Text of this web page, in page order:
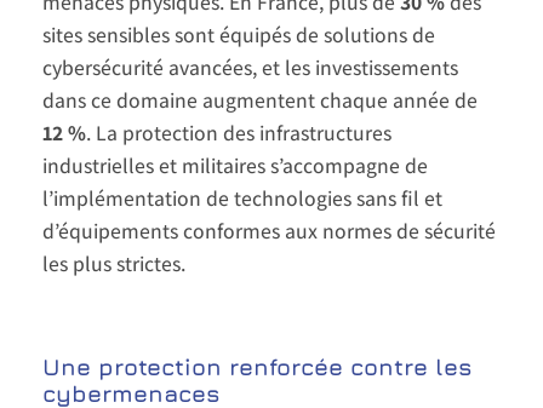
sites sensibles sont équipés de solutions de
cybersécurité avancées, et les investissements
dans ce domaine augmentent chaque année de
12 %. La protection des infrastructures
industrielles et militaires s’accompagne de
l’implémentation de technologies sans fil et
d’équipements conformes aux normes de sécurité
les plus strictes.
Une protection renforcée contre les
cybermenaces